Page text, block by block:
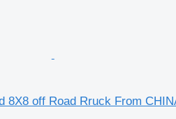
8X8 off Road Rruck From